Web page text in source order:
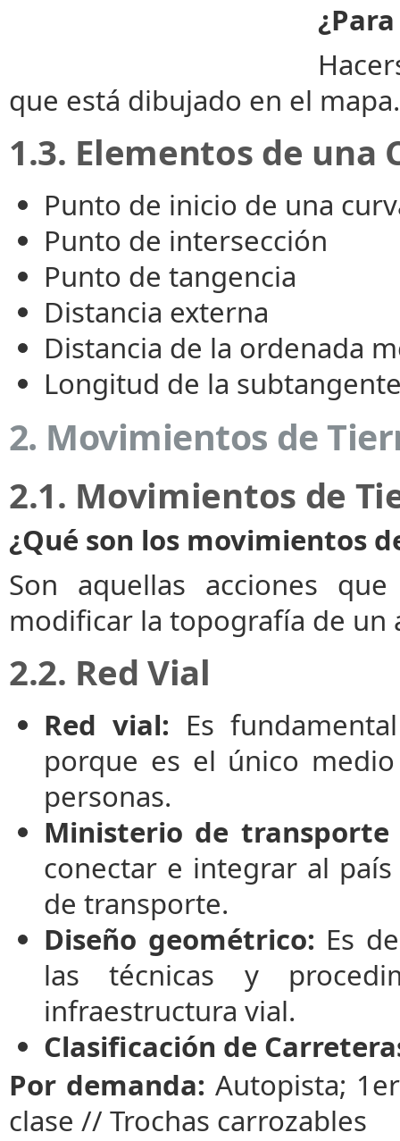
que está dibujado en el mapa.
1.3. Elementos de una
Punto de inicio de una
Punto de intersección
Punto de tangencia
Distancia externa
Distancia de la ordenada
Longitud de la
2. Movimientos de
2.1. Movimientos de
¿Qué son los movimientos
Son aquellas acciones
modificar la topografía de un
2.2. Red Vial
Red vial: Es
porque es el único
personas.
Ministerio de transporte
conectar e integrar al
de transporte.
Diseño geométrico: Es
las técnicas y
infraestructura vial.
Clasificación de
Por demanda: Autopista;
clase // Trochas carrozables